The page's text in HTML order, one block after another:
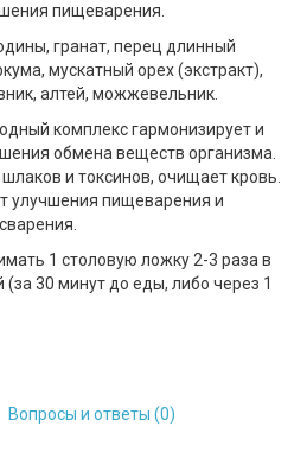
пищеварения.
гранат, перец длинный
мускатный орех (экстракт),
алтей, можжевельник.
комплекс гармонизирует и
обмена веществ организма.
и токсинов, очищает кровь.
улучшения пищеварения и
1 столовую ложку 2-3 раза в
(за 30 минут до еды, либо через 1
Вопросы и ответы (0)